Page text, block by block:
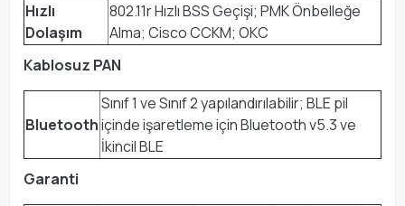
Hızlı
Dolaşım
802.11r Hızlı BSS Geçişi; PMK Önbelleğe
Alma; Cisco CCKM; OKC
Kablosuz PAN
Bluetooth
Sınıf 1 ve Sınıf 2 yapılandırılabilir; BLE pil
içinde işaretleme için Bluetooth v5.3 ve
İkincil BLE
Garanti